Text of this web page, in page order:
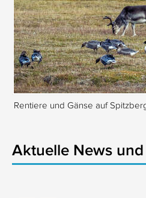
Rentiere und Gänse auf
Aktuelle News